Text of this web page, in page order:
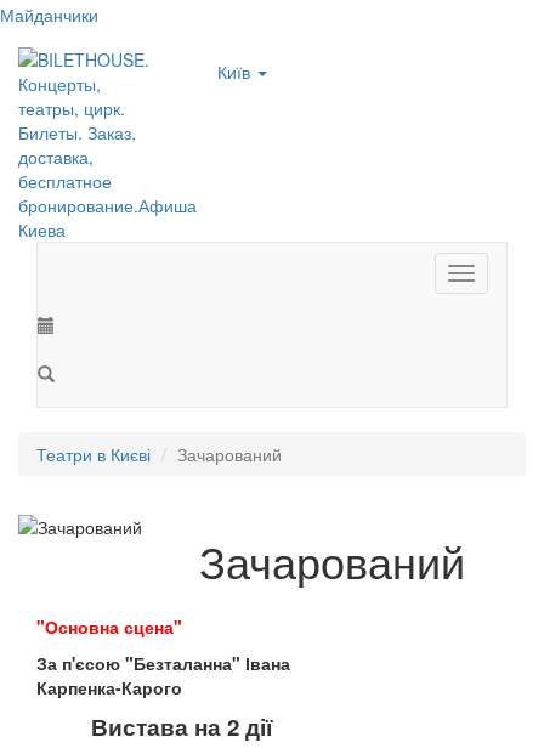
Майданчики
Київ
Toggle
navigation
Театри в Києві Зачарований
Зачарований
"Основна сцена"
За п'єсою "Безталанна" Івана
Карпенка-Карого
Вистава на 2 дії